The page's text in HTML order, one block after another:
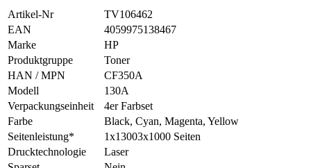
Artikel-Nr
TV106462
EAN
4059975138467
Marke
HP
Produktgruppe
Toner
HAN / MPN
CF350A
Modell
130A
Verpackungseinheit
4er Farbset
Farbe
Black, Cyan, Magenta, Yellow
Seitenleistung*
1x13003x1000 Seiten
Drucktechnologie
Laser